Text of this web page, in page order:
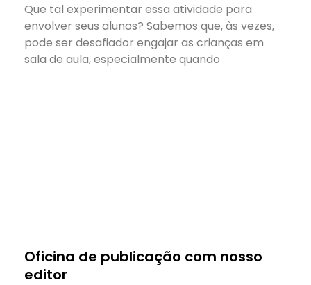
Que tal experimentar essa atividade para
envolver seus alunos? Sabemos que, às vezes,
pode ser desafiador engajar as crianças em
sala de aula, especialmente quando
Oficina de publicação com nosso
editor